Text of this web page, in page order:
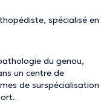
spécialisé en
du genou,
un centre de
de surspécialisation